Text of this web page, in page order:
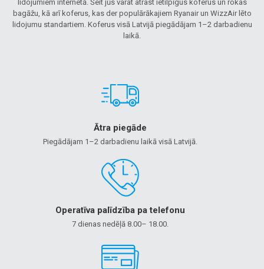
lidojumiem internetā. Šeit jūs varat atrast ietilpīgus koferus un rokas
bagāžu, kā arī koferus, kas der populārākajiem Ryanair un WizzAir lēto
lidojumu standartiem. Koferus visā Latvijā piegādājam 1–2 darbadienu
laikā.
Ātra piegāde
Piegādājam 1–2 darbadienu laikā visā Latvijā.
Operatīva palīdzība pa telefonu
7 dienas nedēļā 8.00– 18.00.